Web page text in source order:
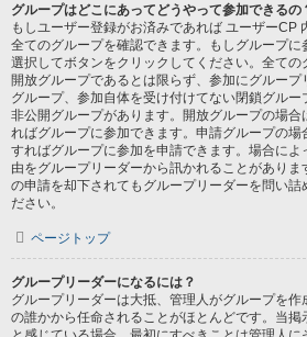
グループはどこにあってどうやって参加できるの
もしユーザー登録がお済みであれば ユーザーCP
全てのグループを確認できます。もしグループ
選択してボタンをクリックしてください。全て
開放グループであるとは限らず、参加にグルー
グループ、参加自体を受け付けてない閉鎖グル
非公開グループがあります。開放グループの場
ればグループに参加できます。申請グループの場
すればグループに参加を申請できます。場合に
由をグループリーダーから訊かれることがあり
の申請を却下されてもグループリーダーを問い詰
ださい。
ページトップ
グループリーダーになるには？
グループリーダーは大抵、管理人がグループを
の誰かから任命されることがほとんどです。当